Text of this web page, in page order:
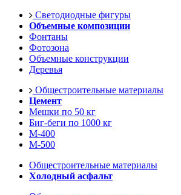
Светодиодные фигуры
Объемные композиции
Фонтаны
Фотозона
Объемные конструкции
Деревья
Общестроительные материалы
Цемент
Мешки по 50 кг
Биг-беги по 1000 кг
М-400
М-500
Общестроительные материалы
Холодный асфальт